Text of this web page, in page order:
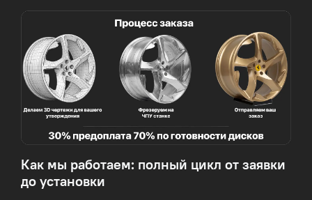
Как мы работаем: полный цикл от заявки
до установки